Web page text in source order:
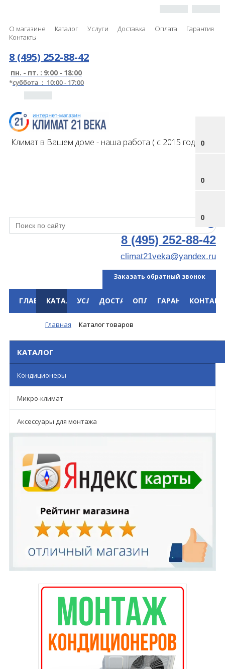
О магазине Каталог Услуги Доставка Оплата
Гарантия
Контакты
0
0
0
8 (495) 252-88-42
пн. - пт. : 9:00 - 18:00
*суббота : 10:00 - 17:00
Климат в Вашем доме - наша работа ( с 2015 года )
8 (495) 252-88-42
climat21veka@yandex.ru
Заказать обратный звонок
ГЛАВНАЯКАТАЛОГУСЛУГИДОСТАВКАОПЛАТАГАРАНТИЯ
Главная Каталог товаров
КАТАЛОГ
Кондиционеры
Микро-климат
Аксессуары для монтажа